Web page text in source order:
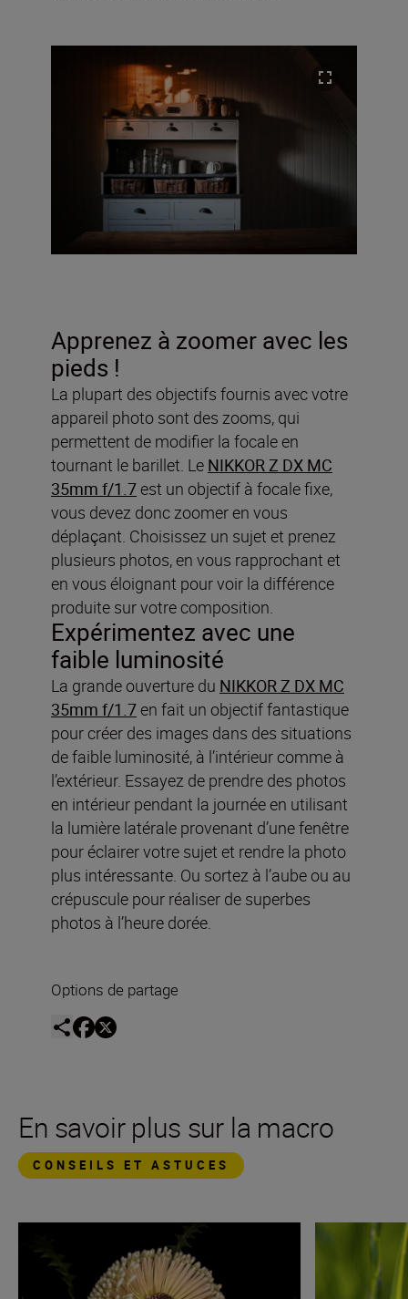
Apprenez à zoomer avec les
pieds !
La plupart des objectifs fournis avec votre
appareil photo sont des zooms, qui
permettent de modifier la focale en
tournant le barillet. Le NIKKOR Z DX MC
35mm f/1.7 est un objectif à focale fixe,
vous devez donc zoomer en vous
déplaçant. Choisissez un sujet et prenez
plusieurs photos, en vous rapprochant et
en vous éloignant pour voir la différence
produite sur votre composition.
Expérimentez avec une
faible luminosité
La grande ouverture du NIKKOR Z DX MC
35mm f/1.7 en fait un objectif fantastique
pour créer des images dans des situations
de faible luminosité, à l’intérieur comme à
l’extérieur. Essayez de prendre des photos
en intérieur pendant la journée en utilisant
la lumière latérale provenant d’une fenêtre
pour éclairer votre sujet et rendre la photo
plus intéressante. Ou sortez à l’aube ou au
crépuscule pour réaliser de superbes
photos à l’heure dorée.
Options de partage
En savoir plus sur la macro
CONSEILS ET ASTUCES